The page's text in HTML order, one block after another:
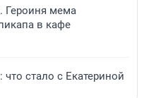
Героиня мема
в кафе
стало с Екатериной